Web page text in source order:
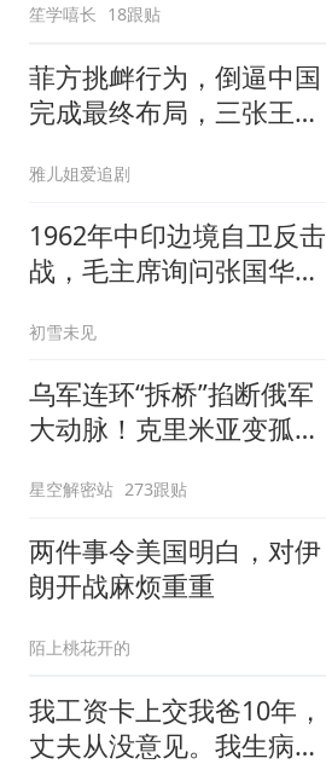
笙学嘻长 18跟贴
菲方挑衅行为，倒逼中国
完成最终布局，三张王牌
雅儿姐爱追剧
1962年中印边境自卫反击
战，毛主席询问张国华能
初雪未见
乌军连环“拆桥”掐断俄军
大动脉！克里米亚变孤
家”？
星空解密站 273跟贴
两件事令美国明白，对伊
朗开战麻烦重重
陌上桃花开的
我工资卡上交我爸10年，
丈夫从没意见。我生病住